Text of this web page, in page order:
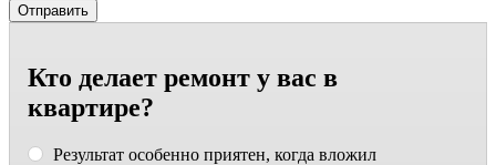
Кто делает ремонт у вас в
квартире?
Результат особенно приятен, когда вложил